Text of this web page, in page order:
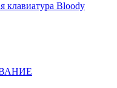
клавиатура Bloody